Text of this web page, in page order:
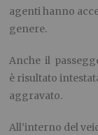
agenti hanno
genere.
Anche il
è risultato
aggravato.
All’interno del